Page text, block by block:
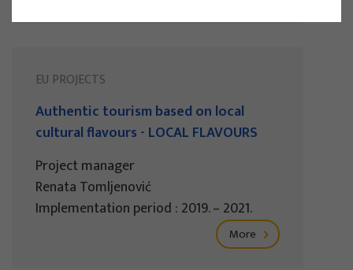
EU PROJECTS
Authentic tourism based on local
cultural flavours - LOCAL FLAVOURS
Project manager
Renata Tomljenović
Implementation period : 2019. – 2021.
More